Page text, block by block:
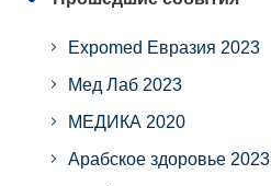
Expomed Евразия 2023
Мед Лаб 2023
МЕДИКА 2020
Арабское здоровье 2023